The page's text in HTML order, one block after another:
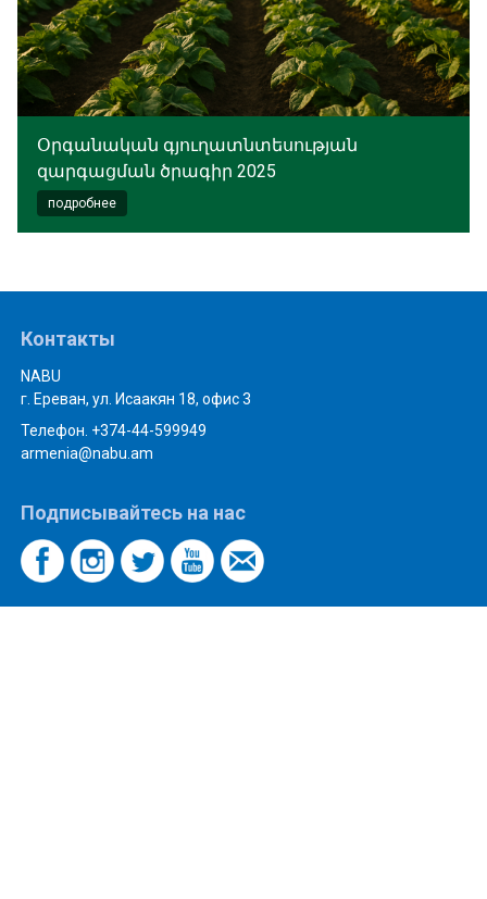
Օրգանական գյուղատնտեսության
զարգացման ծրագիր 2025
подробнее
Контакты
NABU
г. Ереван, ул. Исаакян 18, офис 3
Телефон. +374-44-599949
armenia@nabu.am
Подписывайтесь на нас